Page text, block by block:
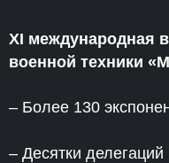
XI международная
военной техники
– Более 130
– Десятки делегаций